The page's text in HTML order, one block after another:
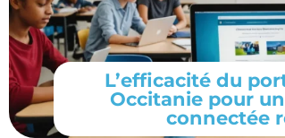
L’efficacité du
Occitanie pour
connectée